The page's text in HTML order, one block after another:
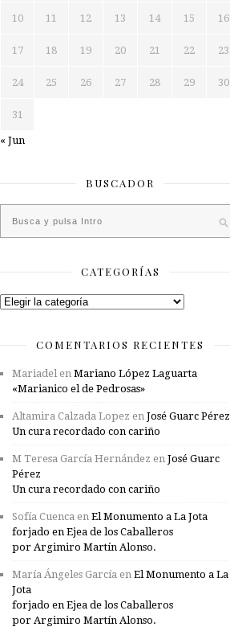
10 11 12 13 14 15 16
17 18 19 20 21 22 23
24 25 26 27 28 29 30
31
« Jun
BUSCADOR
CATEGORÍAS
Categorías
COMENTARIOS RECIENTES
Mariadelen Mariano López Laguarta
«Marianico el de Pedrosas»
Altamira Calzada Lopez en José Guarc Pérez
Un cura recordado con cariño
M Teresa García Hernández en José Guarc
Pérez
Un cura recordado con cariño
Sofía Cuenca en El Monumento a La Jota
forjado en Ejea de los Caballeros
por Argimiro Martín Alonso.
María Ángeles García en El Monumento a La
Jota
forjado en Ejea de los Caballeros
por Argimiro Martín Alonso.